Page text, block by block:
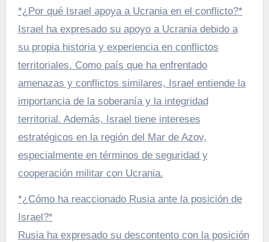
*¿Por qué Israel apoya a Ucrania en el conflicto?*
Israel ha expresado su apoyo a Ucrania debido a
su propia historia y experiencia en conflictos
territoriales. Como país que ha enfrentado
amenazas y conflictos similares, Israel entiende la
importancia de la soberanía y la integridad
territorial. Además, Israel tiene intereses
estratégicos en la región del Mar de Azov,
especialmente en términos de seguridad y
cooperación militar con Ucrania.
*¿Cómo ha reaccionado Rusia ante la posición de
Israel?*
Rusia ha expresado su descontento con la posición